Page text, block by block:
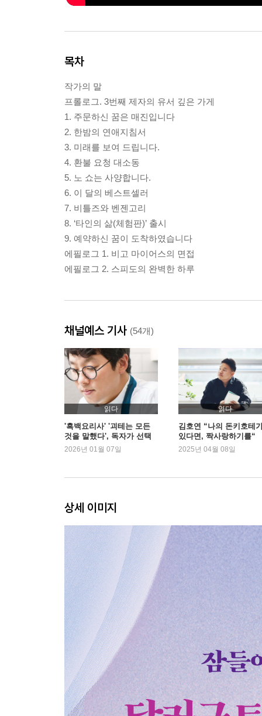
목차
작가의 말
프롤로그. 3번째 제자의 유서 깊은 가게
1. 주문하신 꿈은 매진입니다
2. 한밤의 연애지침서
3. 미래를 보여 드립니다.
4. 환불 요청 대소동
5. 노 쇼는 사양합니다.
6. 이 달의 베스트셀러
7. 비틀즈와 벤젠고리
8. ‘타인의 삶(체험판)’ 출시
9. 예약하신 꿈이 도착하였습니다
에필로그 1. 비고 마이어스의 면접
에필로그 2. 스피도의 완벽한 하루
채널예스 기사 (54개)
읽다
'흑백요리사' '괴테는 모든
것을 말했다', 독자가 선택
한 2026 새해 첫 책은? | 예
2026년 01월 07일
읽다
김호연 “나의 돈키호테
있다면, 짝사랑하기를“
2025년 04월 08일
상세 이미지